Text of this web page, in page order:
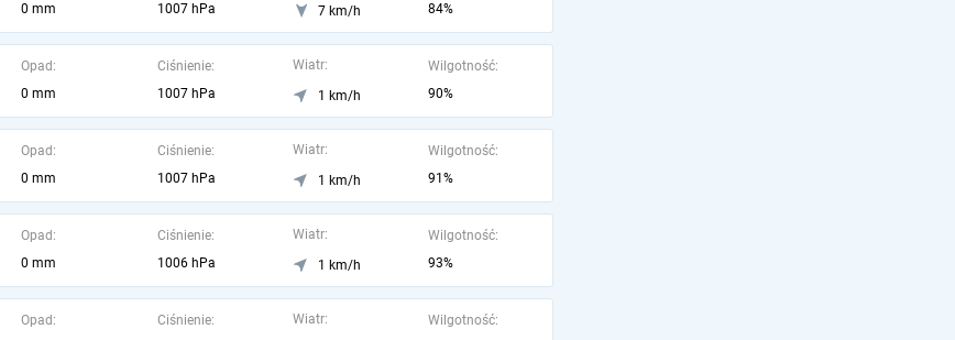
0 mm
1007 hPa
7 km/h
84%
Opad:
0 mm
Ciśnienie:
1007 hPa
Wiatr:
1 km/h
Wilgotność:
90%
Opad:
0 mm
Ciśnienie:
1007 hPa
Wiatr:
1 km/h
Wilgotność:
91%
Opad:
0 mm
Ciśnienie:
1006 hPa
Wiatr:
1 km/h
Wilgotność:
93%
Opad:
Ciśnienie:
Wiatr:
Wilgotność: